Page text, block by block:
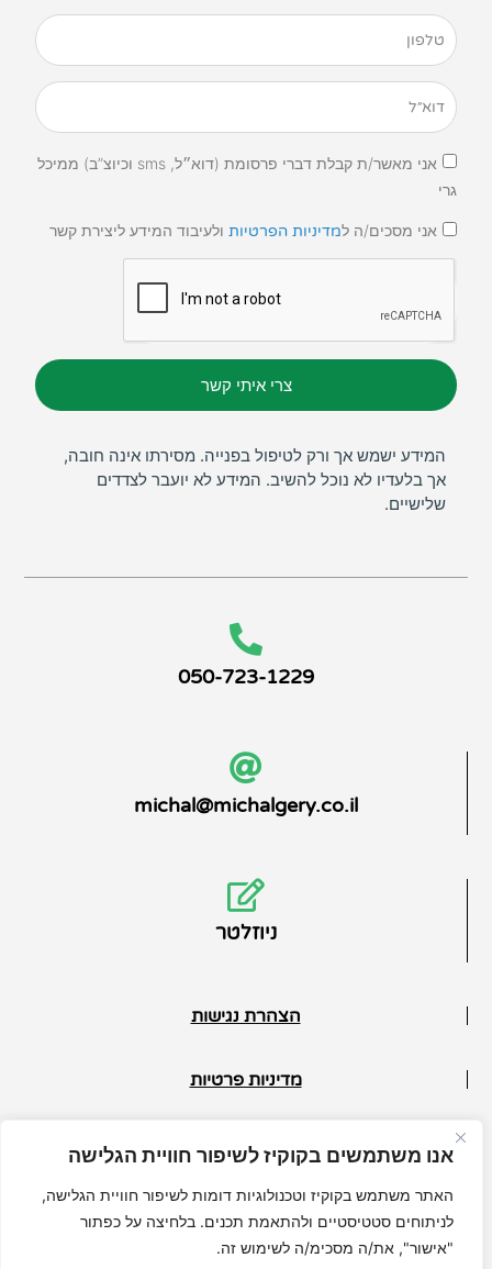
אנו משתמשים בקוקיז לשיפור חוויית הגלישה
האתר משתמש בקוקיז וטכנולוגיות דומות לשיפור חוויית הגלישה,
לניתוחים סטטיסטיים ולהתאמת תכנים. בלחיצה על כפתור
"אישור", את/ה מסכימ/ה לשימוש זה.
אני מאשר/ת קבלת דברי פרסומת (דוא״ל, sms וכיוצ”ב) ממיכל
גרי
אני מסכים/ה למדיניות הפרטיות ולעיבוד המידע ליצירת קשר
צרי איתי קשר
המידע ישמש אך ורק לטיפול בפנייה. מסירתו אינה חובה,
אך בלעדיו לא נוכל להשיב. המידע לא יועבר לצדדים
שלישיים.
050-723-1229
michal@michalgery.co.il
ניוזלטר
הצהרת נגישות
מדיניות פרטיות
תנאי ביטול